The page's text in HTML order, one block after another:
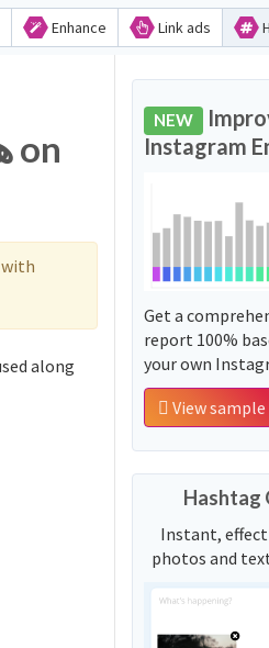
Enhance Link ads
with
NEW
Instagram
Get a
report 100%
your own
View
Hashtag
Instant,
photos and